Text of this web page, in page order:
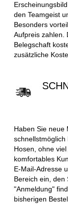
den Teamgeist
Besonders
Aufpreis zahlen.
Belegschaft
zusätzliche
Haben Sie neue
Hosen, ohne
komfortables
E-Mail-Adresse
Bereich ein, den
"Anmeldung"
bisherigen